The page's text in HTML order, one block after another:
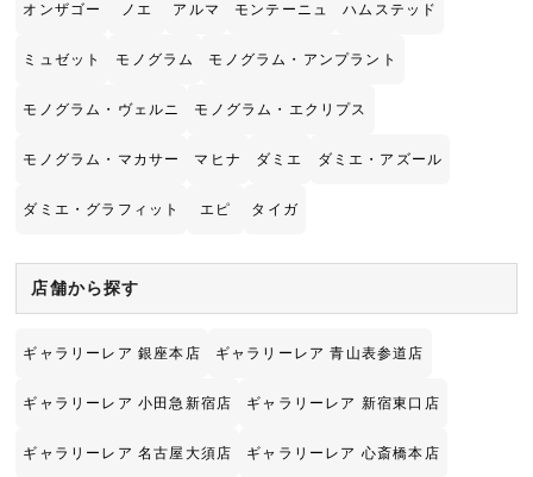
オンザゴー ノエ アルマ モンテーニュ ハムステッド
ミュゼット モノグラム モノグラム・アンプラント
モノグラム・ヴェルニ モノグラム・エクリプス
モノグラム・マカサー マヒナ ダミエ ダミエ・アズール
ダミエ・グラフィット エピ タイガ
店舗から探す
ギャラリーレア 銀座本店 ギャラリーレア 青山表参道店
ギャラリーレア 小田急新宿店 ギャラリーレア 新宿東口店
ギャラリーレア 名古屋大須店 ギャラリーレア 心斎橋本店